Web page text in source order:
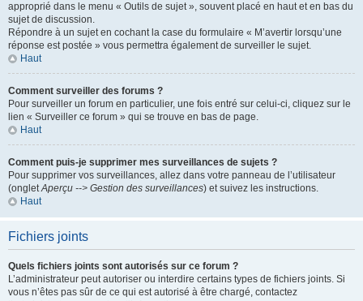
approprié dans le menu « Outils de sujet », souvent placé en haut et en bas du
sujet de discussion.
Répondre à un sujet en cochant la case du formulaire « M’avertir lorsqu’une
réponse est postée » vous permettra également de surveiller le sujet.
Haut
Comment surveiller des forums ?
Pour surveiller un forum en particulier, une fois entré sur celui-ci, cliquez sur le
lien « Surveiller ce forum » qui se trouve en bas de page.
Haut
Comment puis-je supprimer mes surveillances de sujets ?
Pour supprimer vos surveillances, allez dans votre panneau de l’utilisateur
(ongletAperçu --> Gestion des surveillances) et suivez les instructions.
Haut
Fichiers joints
Quels fichiers joints sont autorisés sur ce forum ?
L’administrateur peut autoriser ou interdire certains types de fichiers joints. Si
vous n’êtes pas sûr de ce qui est autorisé à être chargé, contactez